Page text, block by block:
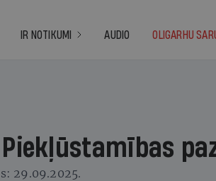
IR NOTIKUMI AUDIO OLIGARHU
Piekļūstamības
29.09.2025.